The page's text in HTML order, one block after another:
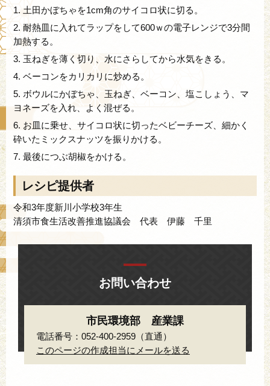
1. 土田かぼちゃを1cm角のサイコロ状に切る。
2. 耐熱皿に入れてラップをして600ｗの電子レンジで3分間
加熱する。
3. 玉ねぎを薄く切り、水にさらしてから水気をきる。
4. ベーコンをカリカリに炒める。
5. ボウルにかぼちゃ、玉ねぎ、ベーコン、塩こしょう、マ
ヨネーズを入れ、よく混ぜる。
6. お皿に乗せ、サイコロ状に切ったベビーチーズ、細かく
砕いたミックスナッツを振りかける。
7. 最後につぶ胡椒をかける。
レシピ提供者
令和3年度新川小学校3年生
清須市食生活改善推進協議会 代表 伊藤 千里
お問い合わせ
市民環境部 産業課
電話番号：052-400-2959（直通）
このページの作成担当にメールを送る